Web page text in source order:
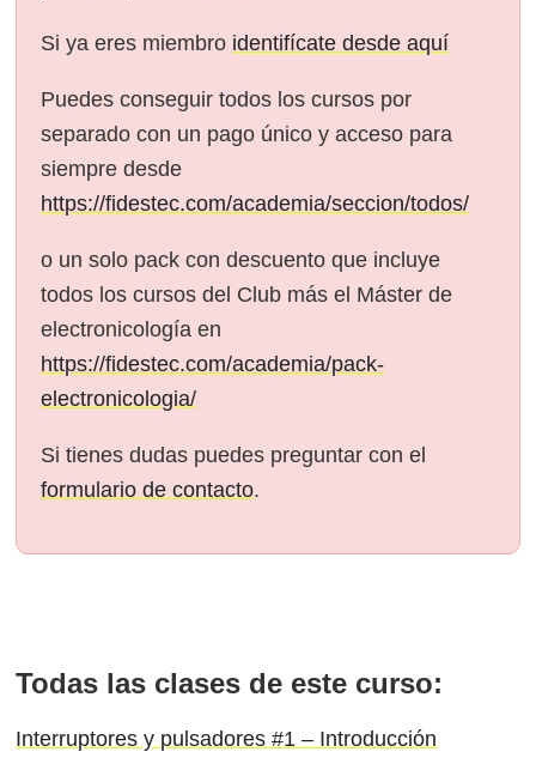
Si ya eres miembro identifícate desde aquí
Puedes conseguir todos los cursos por
separado con un pago único y acceso para
siempre desde
https://fidestec.com/academia/seccion/todos/
o un solo pack con descuento que incluye
todos los cursos del Club más el Máster de
electronicología en
https://fidestec.com/academia/pack-
electronicologia/
Si tienes dudas puedes preguntar con el
formulario de contacto.
Todas las clases de este curso:
Interruptores y pulsadores #1 – Introducción